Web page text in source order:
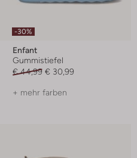
-30%
Enfant
Gummistiefel
€ 44,99 € 30,99
+ mehr farben